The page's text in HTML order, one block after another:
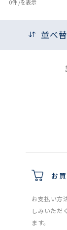
0件 /を表示
並べ
お
お支払い方
しみいただ
ます。